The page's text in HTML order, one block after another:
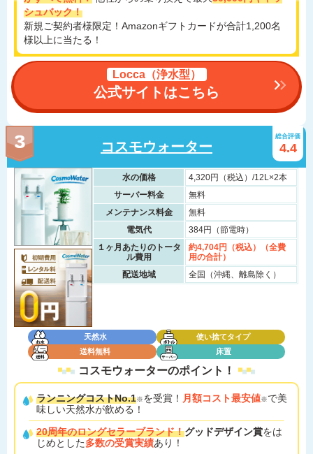
シュバック！
新規ご契約者様限定！Amazonギフトカードが合計1,200名
様以上に当たる！
Locca（浄水型）
公式サイトはこちら
コスモウォーター
総合評価
4.4
天然水
使い捨てタイプ
送料無料
床置
水の価格
4,320円（税込）/12L×2本
サーバー料金
無料
メンテナンス料金
無料
電気代
384円（節電時）
１ヶ月あたりのトータ
ル費用
約4,704円（税込）（全費
用の合計）
配送地域
全国（沖縄、離島除く）
コスモウォーターのポイント！
ランニングコストNo.1※を受賞！ 月額コスト最安値※で美
味しい天然水が飲める！
20周年のロングセラーブランド！グッドデザイン賞をは
じめとした 多数の受賞実績あり！